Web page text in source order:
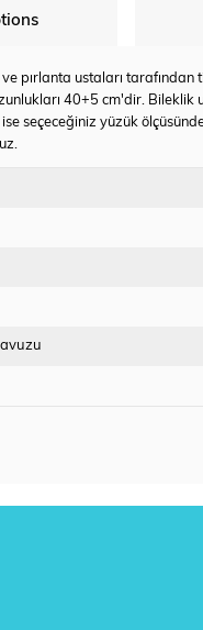
pırlanta ustaları tarafından
40+5 cm'dir. Bileklik
seçeceğiniz yüzük